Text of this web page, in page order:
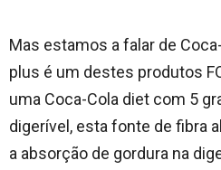
Mas estamos a falar de
plus é um destes produtos
uma Coca-Cola diet com 5
digerível, esta fonte de fibra
a absorção de gordura na